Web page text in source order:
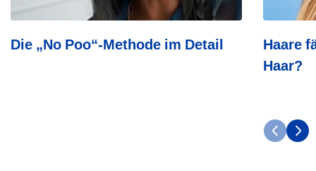
Die „No Poo“-Methode im Detail
Haare
Haar?